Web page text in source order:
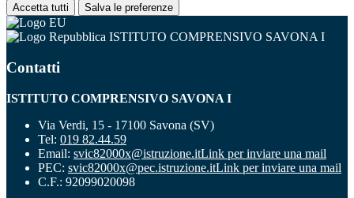
Accetta tutti Salva le preferenze
ISTITUTO COMPRENSIVO SAVONA I
Contatti
ISTITUTO COMPRENSIVO SAVONA I
Via Verdi, 15 - 17100 Savona (SV)
Tel: 019 82.44.59
Email: svic82000x@istruzione.itLink per inviare una mail
PEC: svic82000x@pec.istruzione.itLink per inviare una mail
C.F.: 92099020098